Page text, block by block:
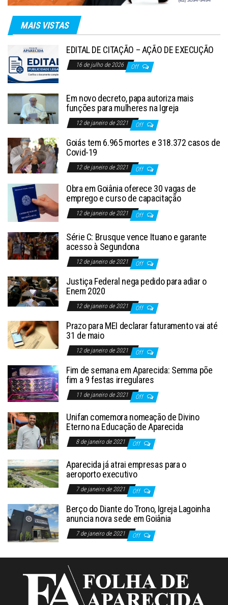
MAIS VISTAS
EDITAL DE CITAÇÃO – AÇÃO DE EXECUÇÃO
16 de julho de 2026 Off
Em novo decreto, papa autoriza mais
funções para mulheres na Igreja
12 de janeiro de 2021 Off
Goiás tem 6.965 mortes e 318.372 casos de
Covid-19
12 de janeiro de 2021 Off
Obra em Goiânia oferece 30 vagas de
emprego e curso de capacitação
12 de janeiro de 2021 Off
Série C: Brusque vence Ituano e garante
acesso à Segundona
12 de janeiro de 2021 Off
Justiça Federal nega pedido para adiar o
Enem 2020
12 de janeiro de 2021 Off
Prazo para MEI declarar faturamento vai até
31 de maio
12 de janeiro de 2021 Off
Fim de semana em Aparecida: Semma põe
fim a 9 festas irregulares
11 de janeiro de 2021 Off
Unifan comemora nomeação de Divino
Eterno na Educação de Aparecida
8 de janeiro de 2021 Off
Aparecida já atrai empresas para o
aeroporto executivo
7 de janeiro de 2021 Off
Berço do Diante do Trono, Igreja Lagoinha
anuncia nova sede em Goiânia
7 de janeiro de 2021 Off